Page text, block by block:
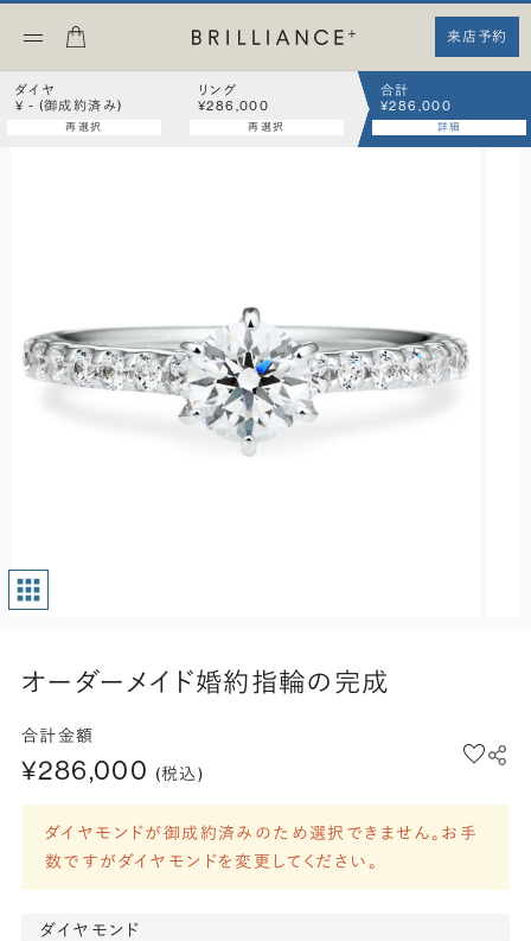
来店予約
ダイヤ
¥ - (御成約済み)
再選択
リング
¥286,000
再選択
合計
¥286,000
詳細
オーダーメイド婚約指輪の完成
合計金額
¥286,000 (税込)
ダイヤモンドが御成約済みのため選択できません。お手
数ですがダイヤモンドを変更してください。
ダイヤモンド